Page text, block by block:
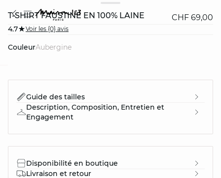
T-SHIRT FAUSTINE EN 100% LAINE CHF 69,00
4.7 Voir les {0} avis
Couleur aubergine
Guide des tailles
Description, Composition, Entretien et
Engagement
Disponibilité en boutique
Livraison et retour